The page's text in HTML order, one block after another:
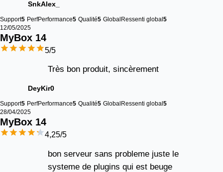
SnkAlex_
Support5 PerfPerformance5 Qualité5 GlobalRessenti global5
12/05/2025
MyBox 14
5/5
Très bon produit, sincèrement
DeyKir0
Support5 PerfPerformance5 Qualité5 Global Ressenti global 5
28/04/2025
MyBox 14
4,25/5
bon serveur sans probleme juste le
systeme de plugins qui est beuge